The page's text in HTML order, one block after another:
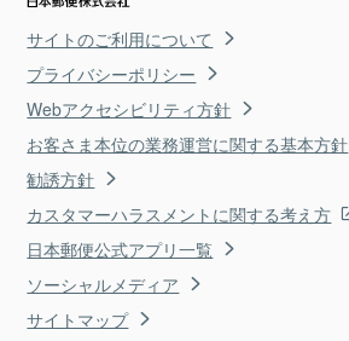
サイトのご利用について
プライバシーポリシー
Webアクセシビリティ方針
お客さま本位の業務運営に関する基本方針
勧誘方針
カスタマーハラスメントに関する考え方
日本郵便公式アプリ一覧
ソーシャルメディア
サイトマップ